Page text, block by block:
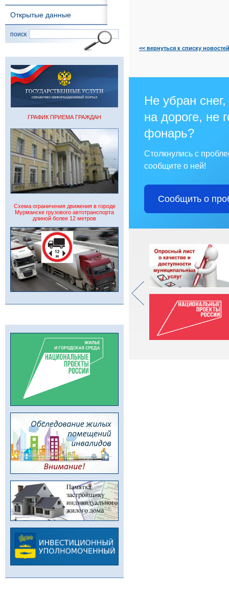
Открытые данные
поиск
ГРАФИК ПРИЕМА ГРАЖДАН
Схема ограничения движения в городе
Мурманске грузового автотранспорта
длиной более 12 метров
<< вернуться к списку новостей
Не убран
на дороге, не
фонарь?
Столкнулись с
сообщите о ней!
Сообщить о